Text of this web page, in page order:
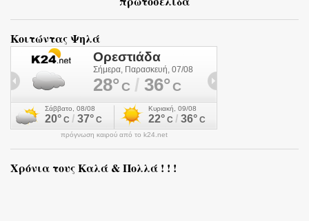
Κοιτώντας Ψηλά
πρόγνωση καιρού από το k24.net
Χρόνια τους Καλά & Πολλά ! ! !